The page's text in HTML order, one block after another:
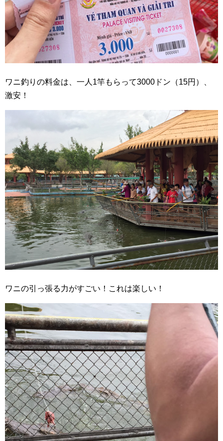
ワニ釣りの料金は、一人1竿もらって3000ドン（15円）、
激安！
ワニの引っ張る力がすごい！これは楽しい！